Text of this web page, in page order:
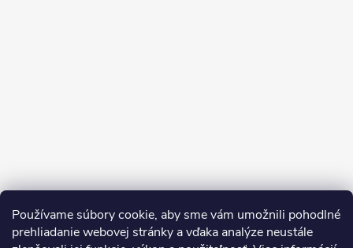
Používame súbory cookie, aby sme vám umožnili pohodlné
prehliadanie webovej stránky a vďaka analýze neustále